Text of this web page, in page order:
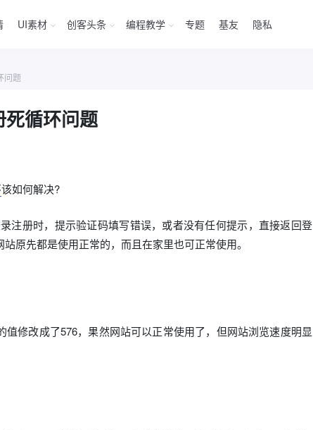
UI素材 创客头条 编程教学 专题 基友 隐私
问题
循环问题
该如何解决?
注册时，提示验证码填写错误，或者没有任何提示，直接返回登
原先都是使用正常的，而且在家里也可正常使用。
修改成了576，果然网站可以正常使用了，但网站浏览速度明显